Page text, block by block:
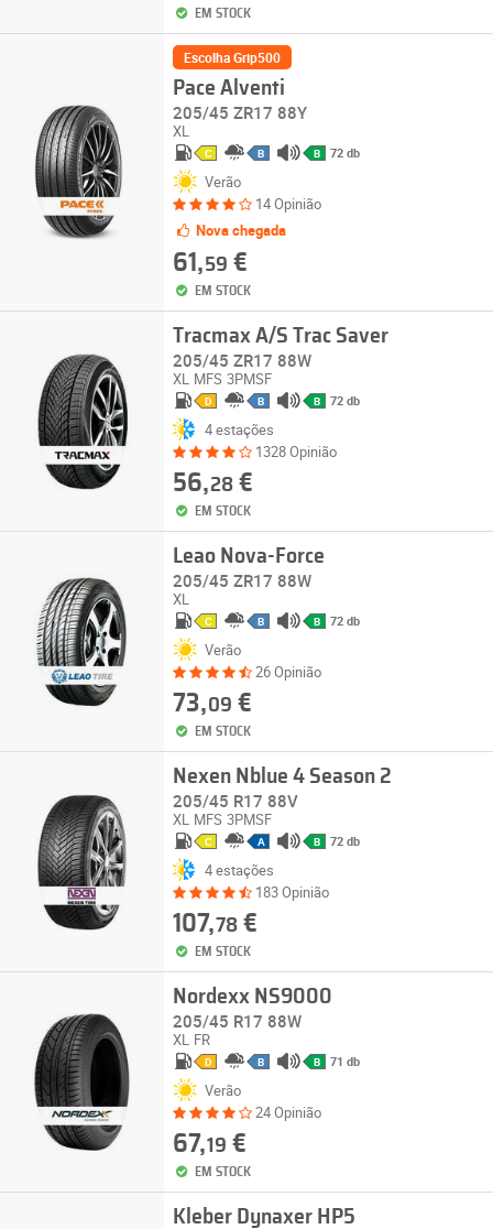
EM STOCK
Escolha Grip500
Pace Alventi
205/45 ZR17 88Y
XL
C B B 72 db
Verão
14 Opinião
Nova chegada
61,59 €
EM STOCK
Tracmax A/S Trac Saver
205/45 ZR17 88W
XL MFS 3PMSF
D B B 72 db
4 estações
1328 Opinião
56,28€
EM STOCK
Leao Nova-Force
205/45 ZR17 88W
XL
C B B 72 db
Verão
26 Opinião
73,09 €
EM STOCK
Nexen Nblue 4 Season 2
205/45 R17 88V
XL MFS 3PMSF
C A B 72 db
4 estações
183 Opinião
107,78€
EM STOCK
Nordexx NS9000
205/45 R17 88W
XL FR
D B B 71 db
Verão
24 Opinião
67,19 €
EM STOCK
Kleber Dynaxer HP5